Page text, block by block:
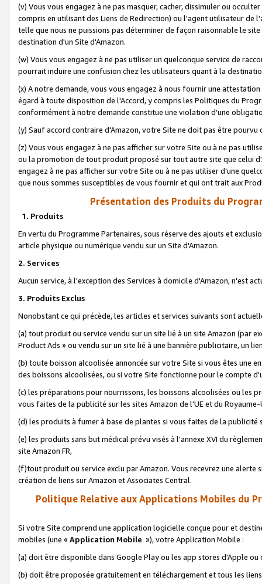
(v) Vous vous engagez à ne pas masquer, cacher, dissimuler ou
compris en utilisant des Liens de Redirection) ou l'agent utilisateur
telle que nous ne puissions pas déterminer de façon raisonnable le
destination d'un Site d'Amazon.
(w) Vous vous engagez à ne pas utiliser un quelconque service de
pourrait induire une confusion chez les utilisateurs quant à la
(x) A notre demande, vous vous engagez à nous fournir une
égard à toute disposition de l'Accord, y compris les Politiques du
conformément à notre demande constitue une violation d'une
(y) Sauf accord contraire d'Amazon, votre Site ne doit pas être
(z) Vous vous engagez à ne pas afficher sur votre Site ou à ne pas
ou la promotion de tout produit proposé sur tout autre site que celui
engagez à ne pas afficher sur votre Site ou à ne pas utiliser d’une
que nous sommes susceptibles de vous fournir et qui ont trait aux
Présentation des Produits du
1. Produits
En vertu du Programme Partenaires, sous réserve des ajouts et
article physique ou numérique vendu sur un Site d'Amazon.
2. Services
Aucun service, à l'exception des Services à domicile d'Amazon, n'est
3. Produits Exclus
Nonobstant ce qui précède, les articles et services suivants sont
(a) tout produit ou service vendu sur un site lié à un site Amazon (par
Product Ads » ou vendu sur un site lié à une bannière publicitaire, un
(b) toute boisson alcoolisée annoncée sur votre Site si vous êtes une
des boissons alcoolisées, ou si votre Site fonctionne pour le compte
(c) les préparations pour nourrissons, les boissons alcoolisées ou les
vous faites de la publicité sur les sites Amazon de l'UE et du Royaume-
(d) les produits à fumer à base de plantes si vous faites de la publicité
(e) les produits sans but médical prévu visés à l'annexe XVI du
site Amazon FR,
(f)tout produit ou service exclu par Amazon. Vous recevrez une alerte
création de liens sur Amazon et Associates Central.
Politique Relative aux Applications Mobiles du
Si votre Site comprend une application logicielle conçue pour et
mobiles (une « Application Mobile »), votre Application Mobile :
(a) doit être disponible dans Google Play ou les app stores d'Apple ou
(b) doit être proposée gratuitement en téléchargement et tous les